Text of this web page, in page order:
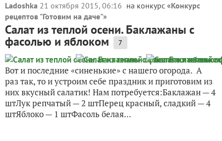
Ladoshka 21 октября 2015, 06:16 на конкурс «Конкурс
рецептов "Готовим на даче"»
Салат из теплой осени. Баклажаны с
фасолью и яблоком 7
Вот и последние «синенькие» с нашего огорода. А
раз так, то и устроим себе праздник и приготовим из
них вкусный салатик! Нам потребуется:Баклажан — 4
штЛук репчатый — 2 штПерец красный, сладкий — 4
штЯблоко — 1 штФасоль белая...